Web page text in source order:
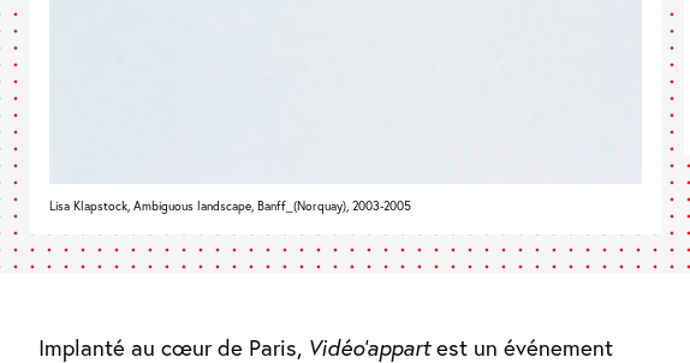
Lisa Klapstock, Ambiguous landscape, Banff_(Norquay), 2003-2005
Implanté au cœur de Paris, Vidéo’appartest un événement